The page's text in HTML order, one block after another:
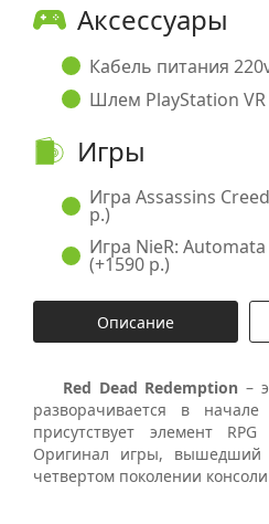
Аксессуары
Кабель питания
Шлем PlayStation VR
Игры
Игра Assassins
р.)
Игра NieR:
(+1590 р.)
Описание
Red Dead Redemption –
разворачивается в
присутствует элемент RPG
Оригинал игры, вышедший
четвертом поколении